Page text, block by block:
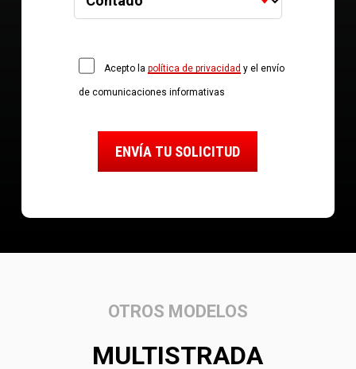
Acepto la política de privacidad y el envío
de comunicaciones informativas
OTROS MODELOS
MULTISTRADA